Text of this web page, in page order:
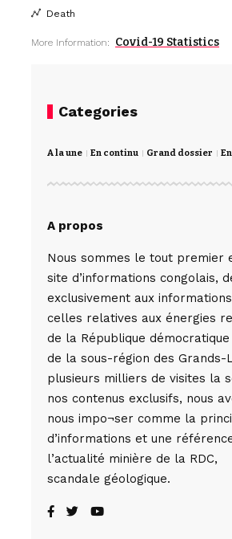
Death
More Information: Covid-19 Statistics
Categories
A la une En continu Grand dossier
A propos
Nous sommes le tout premier
site d’informations congolais,
exclusivement aux
celles relatives aux énergies
de la République
de la sous-région des Grands-
plusieurs milliers de visites la
nos contenus exclusifs, nous
nous impo¬ser comme la
d’informations et une
l’actualité minière de la RDC,
scandale géologique.